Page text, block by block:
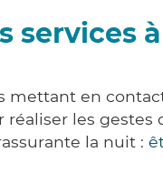
services
en
réaliser les
la nuit :